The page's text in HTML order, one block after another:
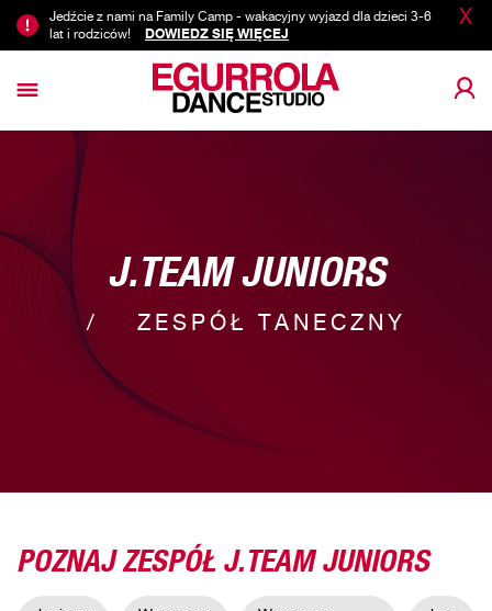
X
Jedźcie z nami na Family Camp - wakacyjny wyjazd dla dzieci 3-6
lat i rodziców!
DOWIEDZ SIĘ WIĘCEJ
J.TEAM JUNIORS
ZESPÓŁ TANECZNY
POZNAJ ZESPÓŁ J.TEAM JUNIORS